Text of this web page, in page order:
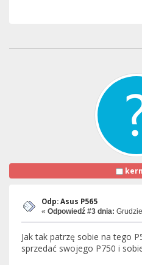
Odp: Asus P565
« Odpowiedź #3 dnia:
Jak tak patrzę sobie na tego
sprzedać swojego P750 i